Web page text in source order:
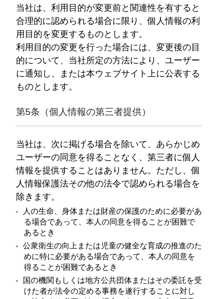
当社は、利用目的が変更前と関連性を有すると
合理的に認められる場合に限り、個人情報の利
用目的を変更するものとします。
利用目的の変更を行った場合には、変更後の目
的について、当社所定の方法により、ユーザー
に通知し、または本ウェブサイト上に公表する
ものとします。
第5条（個人情報の第三者提供）
当社は、次に掲げる場合を除いて、あらかじめ
ユーザーの同意を得ることなく、第三者に個人
情報を提供することはありません。ただし、個
人情報保護法その他の法令で認められる場合を
除きます。
人の生命、身体または財産の保護のために必要があ
る場合であって、本人の同意を得ることが困難で
あるとき
公衆衛生の向上または児童の健全な育成の推進のた
めに特に必要がある場合であって、本人の同意を
得ることが困難であるとき
国の機関もしくは地方公共団体またはその委託を受
けた者が法令の定める事務を遂行することに対し